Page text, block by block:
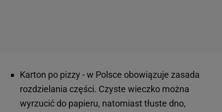
Karton po pizzy - w Polsce obowiązuje zasada
rozdzielania części. Czyste wieczko można
wyrzucić do papieru, natomiast tłuste dno,